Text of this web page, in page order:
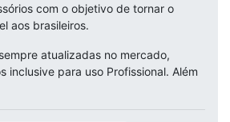
com o objetivo de tornar o
aos brasileiros.
atualizadas no mercado,
inclusive para uso Profissional. Além